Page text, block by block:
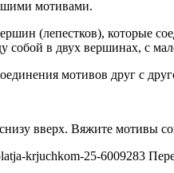
мотивами.
(лепестков), которые
собой в двух вершинах, с
мотивов друг с
вверх. Вяжите мотивы